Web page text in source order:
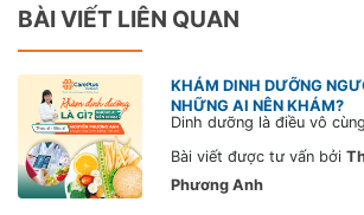
BÀI VIẾT LIÊN QUAN
KHÁM DINH DƯỠNG
NHỮNG AI NÊN KHÁM?
Bài viết được tư vấn bởi
Phương Anh